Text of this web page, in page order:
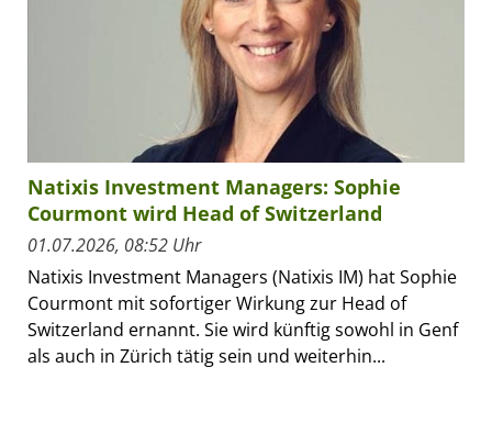
Natixis Investment Managers: Sophie
Courmont wird Head of Switzerland
01.07.2026, 08:52 Uhr
Natixis Investment Managers (Natixis IM) hat Sophie
Courmont mit sofortiger Wirkung zur Head of
Switzerland ernannt. Sie wird künftig sowohl in Genf
als auch in Zürich tätig sein und weiterhin...